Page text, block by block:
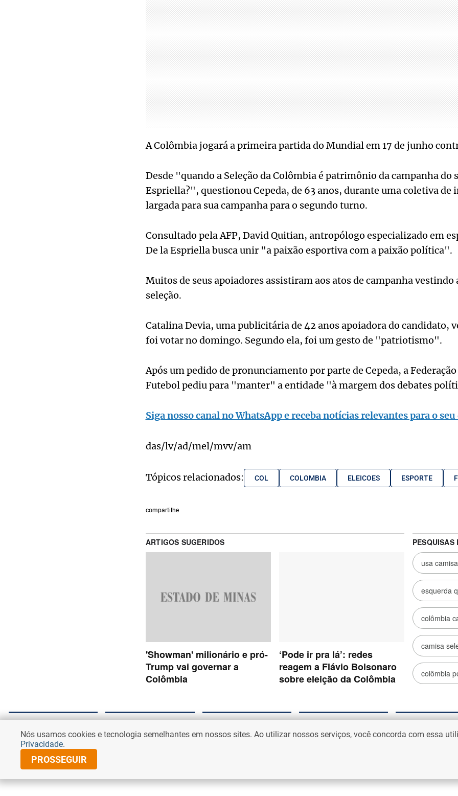
A Colômbia jogará a primeira partida do Mundial em 17 de junho
Desde "quando a Seleção da Colômbia é patrimônio da campanha do
Espriella?", questionou Cepeda, de 63 anos, durante uma coletiva de
largada para sua campanha para o segundo turno.
Consultado pela AFP, David Quitian, antropólogo especializado em
De la Espriella busca unir "a paixão esportiva com a paixão política".
Muitos de seus apoiadores assistiram aos atos de campanha vestindo
seleção.
Catalina Devia, uma publicitária de 42 anos apoiadora do candidato,
foi votar no domingo. Segundo ela, foi um gesto de "patriotismo".
Após um pedido de pronunciamento por parte de Cepeda, a
Futebol pediu para "manter" a entidade "à margem dos debates
Siga nosso canal no WhatsApp e receba notícias relevantes para o seu
das/lv/ad/mel/mvv/am
Tópicos relacionados: COL COLOMBIA ELEICOES ESPORTE
compartilhe
Política
Economia
Braziliense
Nós usamos cookies e tecnologia semelhantes em nossos sites. Ao utilizar nossos serviços, você concorda com essa
Privacidade.
PROSSEGUIR